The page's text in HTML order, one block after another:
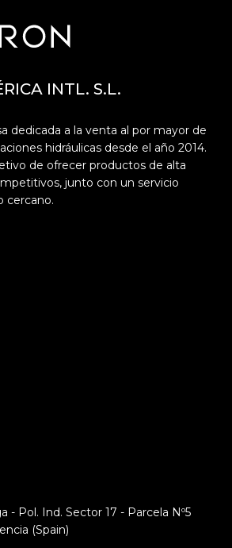
INTL. S.L.
dedicada a la venta al por mayor de
hidráulicas desde el año 2014.
de ofrecer productos de alta
junto con un servicio
cercano.
- Pol. Ind. Sector 17 - Parcela Nº5
(Spain)